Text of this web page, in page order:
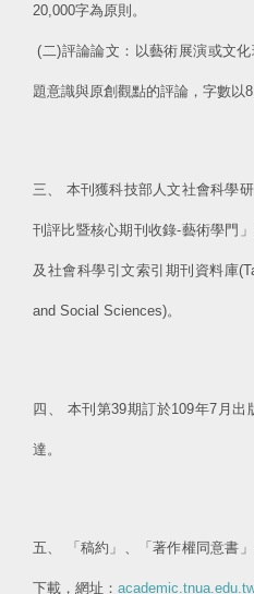
20,000字為原則。
(二)評論論文：以藝術展演或文
題意識與原創觀點的評論，字數以
三、 本刊獲科技部人文社會科學
刊評比暨核心期刊收錄-藝術學門
及社會科學引文索引期刊資料庫
and Social Sciences)。
四、 本刊第39期訂於109年7月
達。
五、 「稿約」、「著作權同意書
下載，網址：